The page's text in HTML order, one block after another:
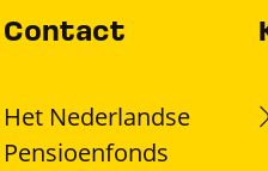
Contact
Het Nederlandse
Pensioenfonds